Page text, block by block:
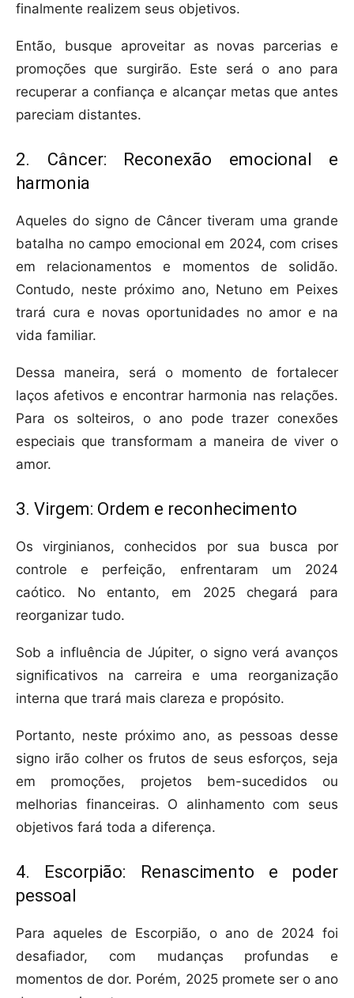
finalmente realizem seus objetivos.
Então, busque aproveitar as novas parcerias e
promoções que surgirão. Este será o ano para
recuperar a confiança e alcançar metas que antes
pareciam distantes.
2. Câncer: Reconexão emocional e
harmonia
Aqueles do signo de Câncer tiveram uma grande
batalha no campo emocional em 2024, com crises
em relacionamentos e momentos de solidão.
Contudo, neste próximo ano, Netuno em Peixes
trará cura e novas oportunidades no amor e na
vida familiar.
Dessa maneira, será o momento de fortalecer
laços afetivos e encontrar harmonia nas relações.
Para os solteiros, o ano pode trazer conexões
especiais que transformam a maneira de viver o
amor.
3. Virgem: Ordem e reconhecimento
Os virginianos, conhecidos por sua busca por
controle e perfeição, enfrentaram um 2024
caótico. No entanto, em 2025 chegará para
reorganizar tudo.
Sob a influência de Júpiter, o signo verá avanços
significativos na carreira e uma reorganização
interna que trará mais clareza e propósito.
Portanto, neste próximo ano, as pessoas desse
signo irão colher os frutos de seus esforços, seja
em promoções, projetos bem-sucedidos ou
melhorias financeiras. O alinhamento com seus
objetivos fará toda a diferença.
4. Escorpião: Renascimento e poder
pessoal
Para aqueles de Escorpião, o ano de 2024 foi
desafiador, com mudanças profundas e
momentos de dor. Porém, 2025 promete ser o ano